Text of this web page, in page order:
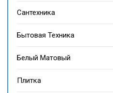
Сантехника
Бытовая Техника
Белый Матовый
Плитка